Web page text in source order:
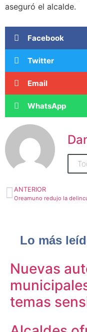
aseguró el alcalde.
Facebook
Twitter
Email
WhatsApp
ANTERIOR
Lo más
Nuevas
temas